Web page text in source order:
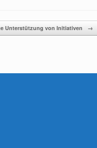
Unterstützung von Initiativen →